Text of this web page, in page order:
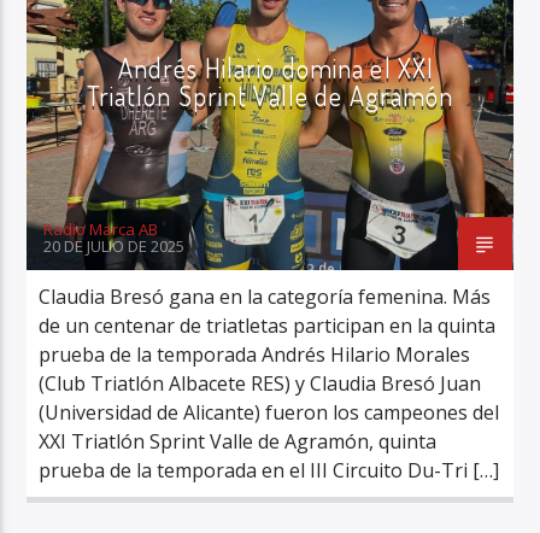
Andrés Hilario domina el XXI
Triatlón Sprint Valle de Agramón
Radio Marca AB
20 DE JULIO DE 2025
Claudia Bresó gana en la categoría femenina. Más
de un centenar de triatletas participan en la quinta
prueba de la temporada Andrés Hilario Morales
(Club Triatlón Albacete RES) y Claudia Bresó Juan
(Universidad de Alicante) fueron los campeones del
XXI Triatlón Sprint Valle de Agramón, quinta
prueba de la temporada en el III Circuito Du-Tri […]